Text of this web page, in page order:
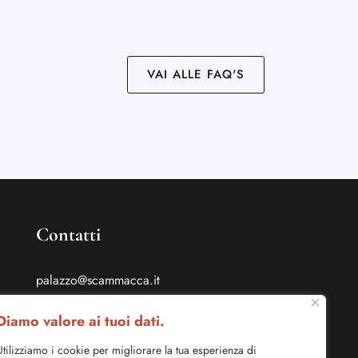
valore ai tuoi dati.
i cookie per migliorare la tua esperienza di
VAI ALLE FAQ'S
Contatti
palazzo@scammacca.it